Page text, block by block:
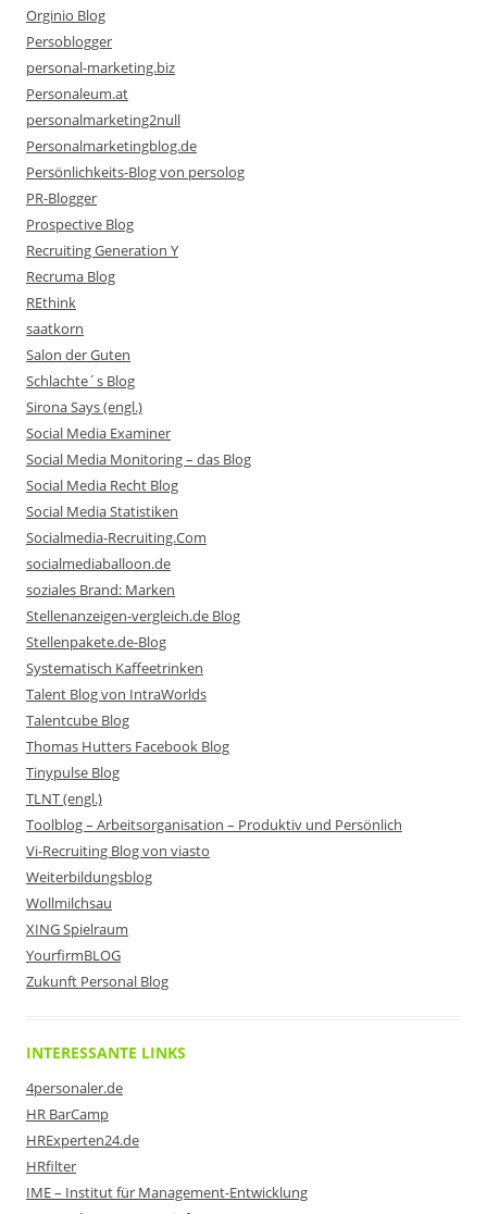
Orginio Blog
Persoblogger
personal-marketing.biz
Personaleum.at
personalmarketing2null
Personalmarketingblog.de
Persönlichkeits-Blog von persolog
PR-Blogger
Prospective Blog
Recruiting Generation Y
Recruma Blog
REthink
saatkorn
Salon der Guten
Schlachte´s Blog
Sirona Says (engl.)
Social Media Examiner
Social Media Monitoring – das Blog
Social Media Recht Blog
Social Media Statistiken
Socialmedia-Recruiting.Com
socialmediaballoon.de
soziales Brand: Marken
Stellenanzeigen-vergleich.de Blog
Stellenpakete.de-Blog
Systematisch Kaffeetrinken
Talent Blog von IntraWorlds
Talentcube Blog
Thomas Hutters Facebook Blog
Tinypulse Blog
TLNT (engl.)
Toolblog – Arbeitsorganisation – Produktiv und Persönlich
Vi-Recruiting Blog von viasto
Weiterbildungsblog
Wollmilchsau
XING Spielraum
YourfirmBLOG
Zukunft Personal Blog
INTERESSANTE LINKS
4personaler.de
HR BarCamp
HRExperten24.de
HRfilter
IME – Institut für Management-Entwicklung